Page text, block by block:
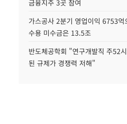
금융지주 3곳 참여
가스공사 2분기 영업이익 6753
수용 미수금은 13.5조
반도체공학회 "연구개발직 주52
된 규제가 경쟁력 저해"